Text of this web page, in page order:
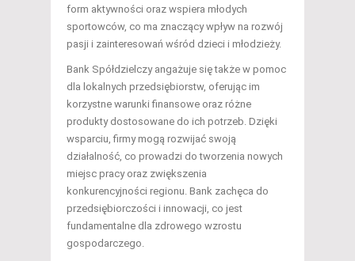
form aktywności oraz wspiera młodych
sportowców, co ma znaczący wpływ na rozwój
pasji i zainteresowań wśród dzieci i młodzieży.
Bank Spółdzielczy angażuje się także w pomoc
dla lokalnych przedsiębiorstw, oferując im
korzystne warunki finansowe oraz różne
produkty dostosowane do ich potrzeb. Dzięki
wsparciu, firmy mogą rozwijać swoją
działalność, co prowadzi do tworzenia nowych
miejsc pracy oraz zwiększenia
konkurencyjności regionu. Bank zachęca do
przedsiębiorczości i innowacji, co jest
fundamentalne dla zdrowego wzrostu
gospodarczego.